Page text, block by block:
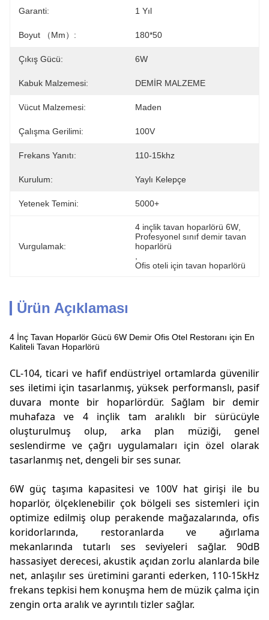
Garanti: 1 Yıl
Boyut （mm）: 180*50
Çıkış Gücü: 6W
Kabuk Malzemesi: DEMİR MALZEME
Vücut Malzemesi: Maden
Çalışma Gerilimi: 100V
Frekans Yanıtı: 110-15khz
Kurulum: Yaylı Kelepçe
Yetenek Temini: 5000+
Vurgulamak:
4 inçlik tavan hoparlörü 6W
Profesyonel sınıf demir tavan
hoparlörü
Ofis oteli için tavan hoparlörü
Ürün Açıklaması
4 İnç Tavan Hoparlör Gücü 6W Demir Ofis Otel Restoranı için En
Kaliteli Tavan Hoparlörü
CL-104, ticari ve hafif endüstriyel ortamlarda güvenilir
ses iletimi için tasarlanmış, yüksek performanslı, pasif
duvara monte bir hoparlördür. Sağlam bir demir
muhafaza ve 4 inçlik tam aralıklı bir sürücüyle
oluşturulmuş olup, arka plan müziği, genel
seslendirme ve çağrı uygulamaları için özel olarak
tasarlanmış net, dengeli bir ses sunar.
6W güç taşıma kapasitesi ve 100V hat girişi ile bu
hoparlör, ölçeklenebilir çok bölgeli ses sistemleri için
optimize edilmiş olup perakende mağazalarında, ofis
koridorlarında, restoranlarda ve ağırlama
mekanlarında tutarlı ses seviyeleri sağlar. 90dB
hassasiyet derecesi, akustik açıdan zorlu alanlarda bile
net, anlaşılır ses üretimini garanti ederken, 110-15kHz
frekans tepkisi hem konuşma hem de müzik çalma için
zengin orta aralık ve ayrıntılı tizler sağlar.